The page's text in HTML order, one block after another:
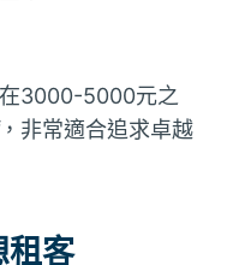
3000-5000元之
，非常適合追求卓越
租客